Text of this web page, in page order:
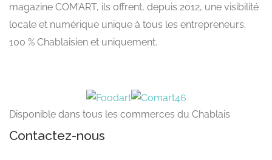
magazine COM’ART, ils offrent, depuis 2012, une visibilité
locale et numérique unique à tous les entrepreneurs.
100 % Chablaisien et uniquement.
Disponible dans tous les commerces du Chablais
Contactez-nous